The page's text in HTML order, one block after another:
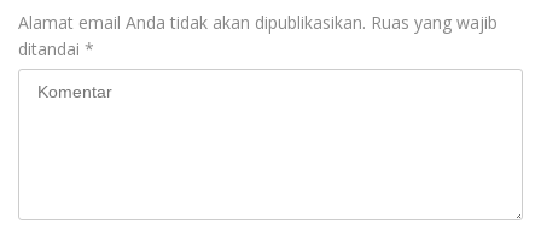
Alamat email Anda tidak akan dipublikasikan. Ruas yang wajib
ditandai *